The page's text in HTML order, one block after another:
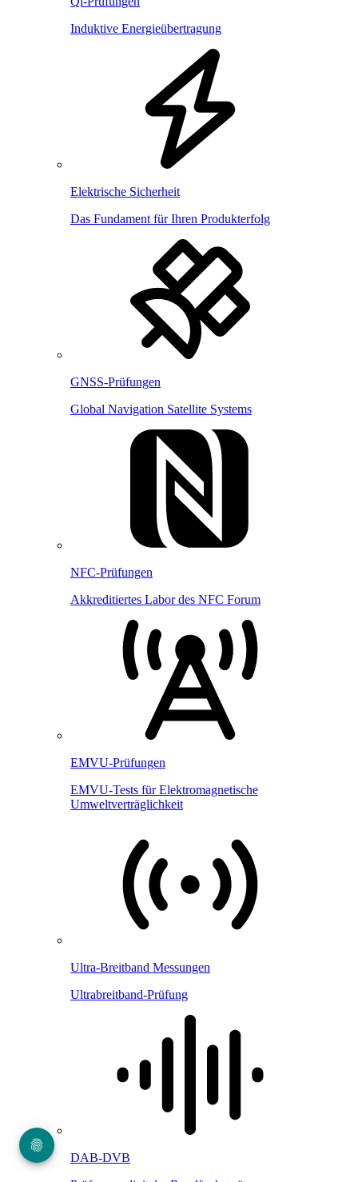
Induktive Energieübertragung
Elektrische Sicherheit
Das Fundament für Ihren Produkterfolg
GNSS-Prüfungen
Global Navigation Satellite Systems
NFC-Prüfungen
Akkreditiertes Labor des NFC Forum
EMVU-Prüfungen
EMVU-Tests für Elektromagnetische
Umweltverträglichkeit
Ultra-Breitband Messungen
Ultrabreitband-Prüfung
DAB-DVB